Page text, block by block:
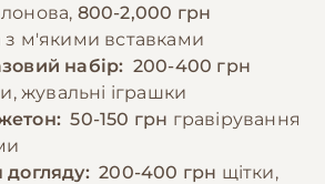
800-2,000 грн
з м'якими вставками
набір: 200-400 грн
жувальні іграшки
50-150 грн гравірування
догляду: 200-400 грн щітки,